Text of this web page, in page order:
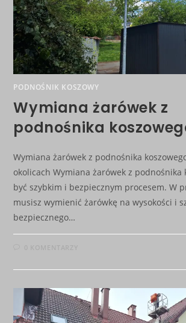
PODNOŚNIK KOSZOWY
Wymiana żarówek z
podnośnika
Wymiana żarówek z podnośnika
okolicach Wymiana żarówek z podnośnika
być szybkim i bezpiecznym procesem. W
musisz wymienić żarówkę na wysokości i
bezpiecznego…